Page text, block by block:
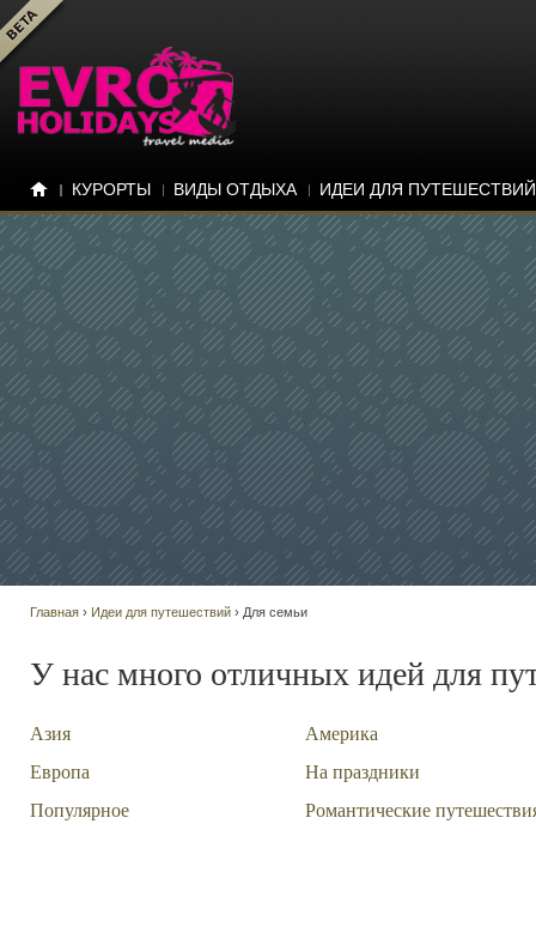
КУРОРТЫ ВИДЫ ОТДЫХА ИДЕИ ДЛЯ ПУТЕШЕСТВИЙ
Главная › Идеи для путешествий › Для семьи
У нас много отличных идей для
Азия
Америка
Европа
На праздники
Популярное
Романтические